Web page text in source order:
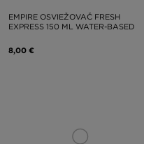
EMPIRE OSVIEŽOVAČ FRESH
EXPRESS 150 ML WATER-BASED
8,00 €